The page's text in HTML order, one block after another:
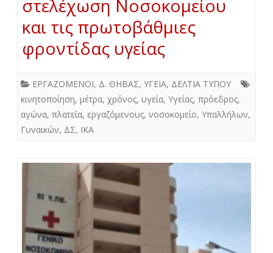
στελέχωση Νοσοκομείου
και τις πρωτοβάθμιες
φροντίδας υγείας
ΕΡΓΑΖΟΜΕΝΟΙ, Δ. ΘΗΒΑΣ, ΥΓΕΙΑ, ΔΕΛΤΙΑ ΤΥΠΟΥ
κινητοποίηση, μέτρα, χρόνος, υγεία, Υγείας, πρόεδρος,
αγώνα, πλατεία, εργαζόμενους, νοσοκομείο, Υπαλλήλων,
Γυναικών, ΔΣ, ΙΚΑ